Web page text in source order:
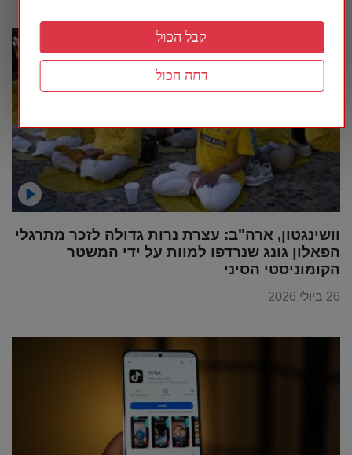
וושינגטון, ארה"ב: עצרת נרות גדולה לזכר מתרגלי
הפאלון גונג שנרדפו למוות על ידי המשטר
הקומוניסטי הסיני
26 ביולי 2026
דחה הכול
קבל הכול